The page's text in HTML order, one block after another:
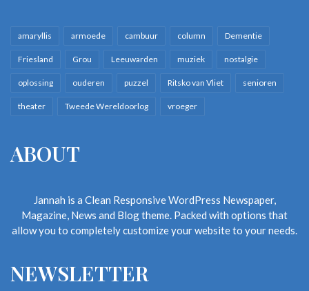
amaryllis armoede cambuur column Dementie
Friesland Grou Leeuwarden muziek nostalgie
oplossing ouderen puzzel Ritsko van Vliet senioren
theater Tweede Wereldoorlog vroeger
ABOUT
Jannah is a Clean Responsive WordPress Newspaper,
Magazine, News and Blog theme. Packed with options that
allow you to completely customize your website to your needs.
NEWSLETTER